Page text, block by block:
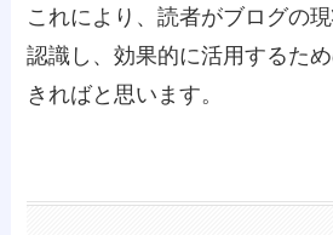
これにより、読者がブログの
認識し、効果的に活用するた
きればと思います。